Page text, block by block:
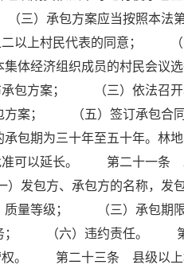
承包方案应当按照本法第
之二以上村民代表的同意
体经济组织成员的村民会
承包方案； （三）依法召
方案； （五）签订承包
为三十年至五十年。林地
准可以延长。 第二十一条
方、承包方的名称，发包
质量等级； （三）承包
； （六）违约责任。 第
权。 第二十三条 县级以上